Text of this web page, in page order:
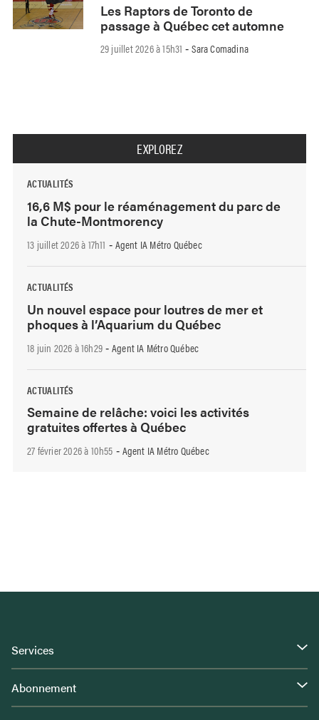
Les Raptors de Toronto de
passage à Québec cet automne
29 juillet 2026 à 15h31 -Sara Comadina
EXPLOREZ
ACTUALITÉS
16,6 M$ pour le réaménagement du parc de
la Chute-Montmorency
13 juillet 2026 à 17h11 - Agent IA Métro Québec
ACTUALITÉS
Un nouvel espace pour loutres de mer et
phoques à l’Aquarium du Québec
18 juin 2026 à 16h29 - Agent IA Métro Québec
ACTUALITÉS
Semaine de relâche: voici les activités
gratuites offertes à Québec
27 février 2026 à 10h55 - Agent IA Métro Québec
Services
Abonnement